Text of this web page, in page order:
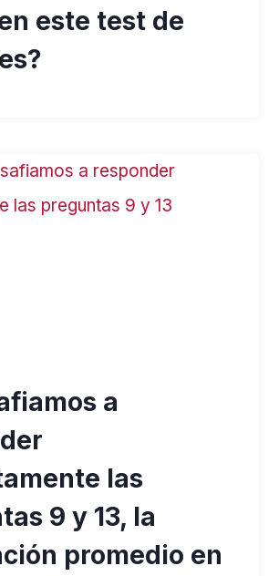
este test de
a
las
9 y 13, la
promedio en